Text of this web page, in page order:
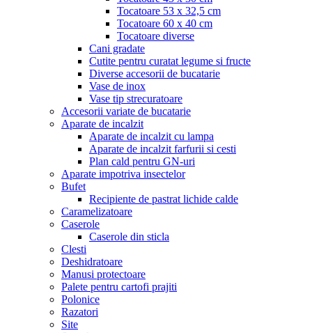
Tocatoare 53 x 32,5 cm
Tocatoare 60 x 40 cm
Tocatoare diverse
Cani gradate
Cutite pentru curatat legume si fructe
Diverse accesorii de bucatarie
Vase de inox
Vase tip strecuratoare
Accesorii variate de bucatarie
Aparate de incalzit
Aparate de incalzit cu lampa
Aparate de incalzit farfurii si cesti
Plan cald pentru GN-uri
Aparate impotriva insectelor
Bufet
Recipiente de pastrat lichide calde
Caramelizatoare
Caserole
Caserole din sticla
Clesti
Deshidratoare
Manusi protectoare
Palete pentru cartofi prajiti
Polonice
Razatori
Site